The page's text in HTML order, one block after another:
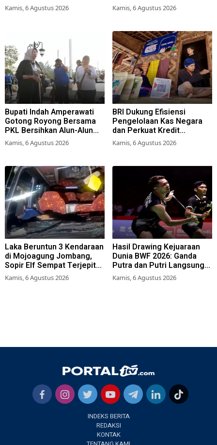
Pemkot Terbitkan Perwali
Perda Hunian Layak
Kamis, 6 Agustus 2026 Kamis, 6 Agustus 2026
Bupati Indah Amperawati
Gotong Royong Bersama
PKL Bersihkan Alun-Alun
Lumajang
Kamis, 6 Agustus 2026
BRI Dukung Efisiensi
Pengelolaan Kas Negara
dan Perkuat Kredit
Berkualitas demi Dongkrak
Sektor Riil
Kamis, 6 Agustus 2026
Laka Beruntun 3 Kendaraan
di Mojoagung Jombang,
Sopir Elf Sempat Terjepit
Kemudi
Kamis, 6 Agustus 2026
Hasil Drawing Kejuaraan
Dunia BWF 2026: Ganda
Putra dan Putri Langsung
Lolos Babak Kedua, 6 Wakil
Bertarung dari Awal
Kamis, 6 Agustus 2026
INDEKS BERITA
REDAKSI
KONTAK